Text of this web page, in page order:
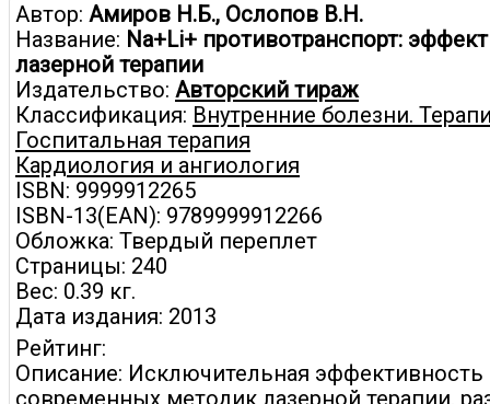
Автор: Амиров Н.Б., Ослопов В.Н.
Название: Na+Li+ противотранспорт:
лазерной терапии
Издательство: Авторский тираж
Классификация: Внутренние болезни.
Госпитальная терапия
Кардиология и ангиология
ISBN: 9999912265
ISBN-13(EAN): 9789999912266
Обложка: Твердый переплет
Страницы: 240
Вес: 0.39 кг.
Дата издания: 2013
Рейтинг:
Описание: Исключительная эффективность
современных методик лазерной терапии,